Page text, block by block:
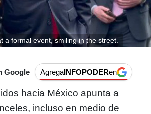
a formal event, smiling in the street.
Google AgregaINFOPODERen
hacia México apunta a
incluso en medio de